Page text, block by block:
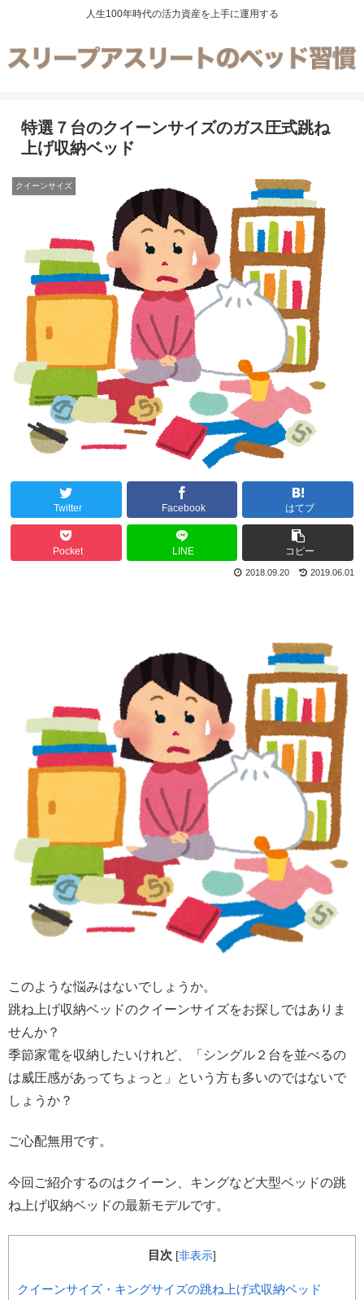
人生100年時代の活力資産を上手に運用する
特選７台のクイーンサイズのガス圧式跳ね
上げ収納ベッド
クイーンサイズ
Twitter Facebook はてブ
Pocket LINE コピー
2019.06.01
2018.09.20
このような悩みはないでしょうか。
跳ね上げ収納ベッドのクイーンサイズをお探しではありま
せんか？
季節家電を収納したいけれど、「シングル２台を並べるの
は威圧感があってちょっと」という方も多いのではないで
しょうか？
ご心配無用です。
今回ご紹介するのはクイーン、キングなど大型ベッドの跳
ね上げ収納ベッドの最新モデルです。
目次 [非表示]
クイーンサイズ・キングサイズの跳ね上げ式収納ベッド